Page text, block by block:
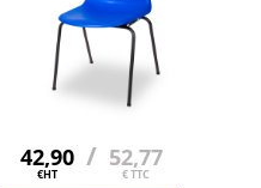
42,90
€HT
/ 52,77
€ TTC